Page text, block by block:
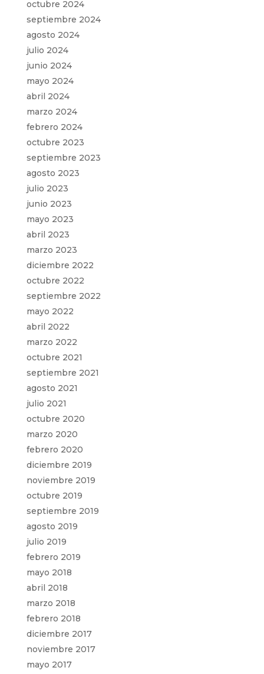
octubre 2024
septiembre 2024
agosto 2024
julio 2024
junio 2024
mayo 2024
abril 2024
marzo 2024
febrero 2024
octubre 2023
septiembre 2023
agosto 2023
julio 2023
junio 2023
mayo 2023
abril 2023
marzo 2023
diciembre 2022
octubre 2022
septiembre 2022
mayo 2022
abril 2022
marzo 2022
octubre 2021
septiembre 2021
agosto 2021
julio 2021
octubre 2020
marzo 2020
febrero 2020
diciembre 2019
noviembre 2019
octubre 2019
septiembre 2019
agosto 2019
julio 2019
febrero 2019
mayo 2018
abril 2018
marzo 2018
febrero 2018
diciembre 2017
noviembre 2017
mayo 2017